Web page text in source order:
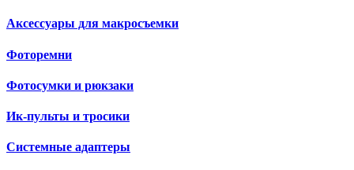
Аксессуары для макросъемки
Фоторемни
Фотосумки и рюкзаки
Ик-пульты и тросики
Системные адаптеры